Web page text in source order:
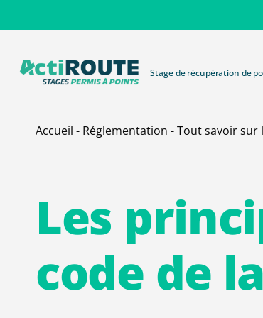
to
content
Stage de récupération de
Accueil - Réglementation -Tout savoir sur
Les
code de la